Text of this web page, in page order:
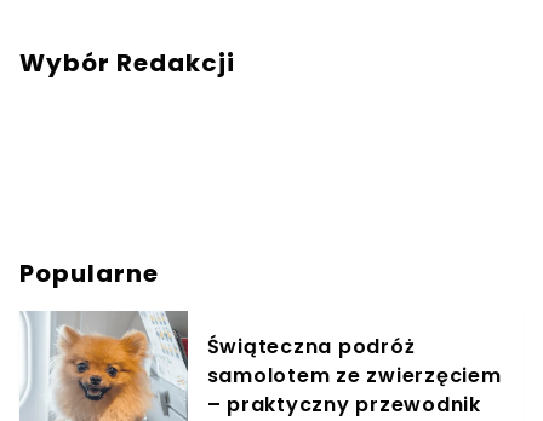
Wybór Redakcji
Popularne
Świąteczna podróż
samolotem ze zwierzęciem
– praktyczny przewodnik